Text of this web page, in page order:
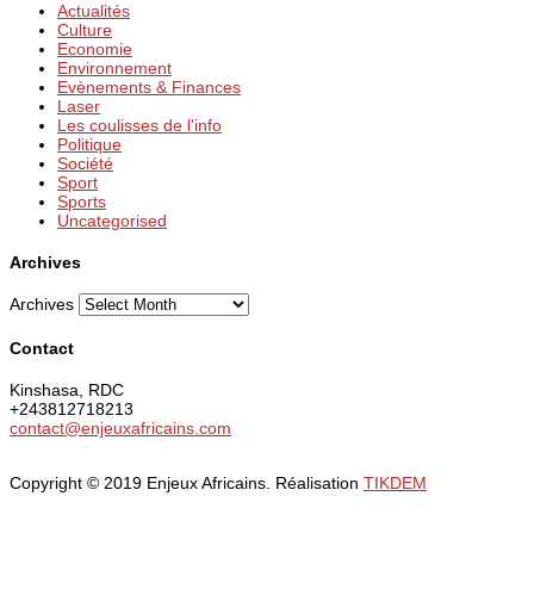
Actualités
Culture
Economie
Environnement
Evènements & Finances
Laser
Les coulisses de l'info
Politique
Société
Sport
Sports
Uncategorised
Archives
Archives
Contact
Kinshasa, RDC
+243812718213
contact@enjeuxafricains.com
Copyright © 2019 Enjeux Africains. Réalisation TIKDEM